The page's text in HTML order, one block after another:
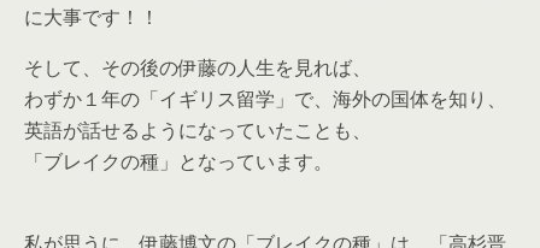
に大事です！！
そして、その後の伊藤の人生を見れば、
わずか１年の「イギリス留学」で、海外の国体を知り、
英語が話せるようになっていたことも、
「ブレイクの種」となっています。